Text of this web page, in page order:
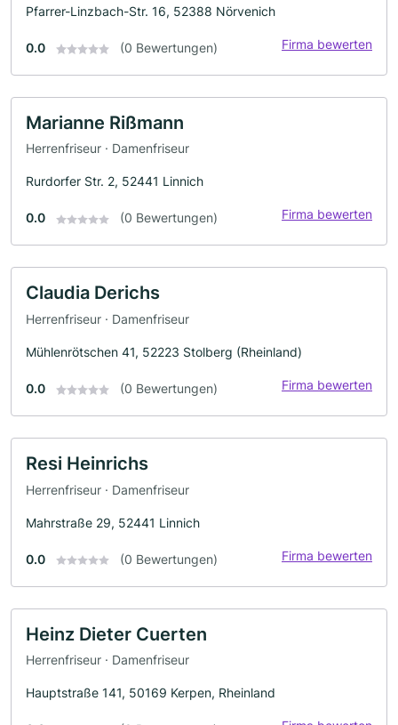
Pfarrer-Linzbach-Str. 16, 52388 Nörvenich
0.0 (0 Bewertungen) Firma bewerten
Marianne Rißmann
Herrenfriseur · Damenfriseur
Rurdorfer Str. 2, 52441 Linnich
0.0 (0 Bewertungen) Firma bewerten
Claudia Derichs
Herrenfriseur · Damenfriseur
Mühlenrötschen 41, 52223 Stolberg (Rheinland)
0.0 (0 Bewertungen) Firma bewerten
Resi Heinrichs
Herrenfriseur · Damenfriseur
Mahrstraße 29, 52441 Linnich
0.0 (0 Bewertungen) Firma bewerten
Heinz Dieter Cuerten
Herrenfriseur · Damenfriseur
Hauptstraße 141, 50169 Kerpen, Rheinland